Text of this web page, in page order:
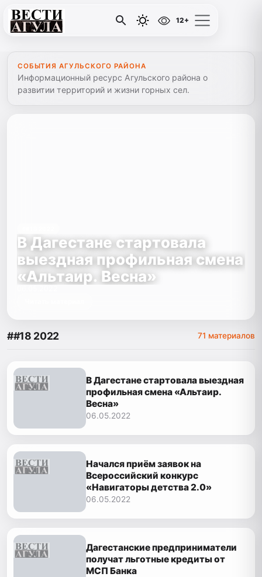
12+
СОБЫТИЯ АГУЛЬСКОГО РАЙОНА
Информационный ресурс Агульского района о
развитии территорий и жизни горных сел.
В Дагестане стартовала
выездная профильная смена
«Альтаир. Весна»
##18 2022 71 материалов
В Дагестане стартовала выездная
профильная смена «Альтаир.
Весна»
06.05.2022
Начался приём заявок на
Всероссийский конкурс
«Навигаторы детства 2.0»
06.05.2022
Дагестанские предприниматели
получат льготные кредиты от
МСП Банка